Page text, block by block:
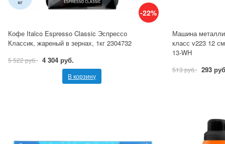
-22%
Кофе Italco Espresso Classic Эспрессо
Классик, жареный в зернах, 1кг 2304732
5 522 руб. 4 304 руб.
В корзину
Машина
класс v223 12
13-WH
513 руб. 293